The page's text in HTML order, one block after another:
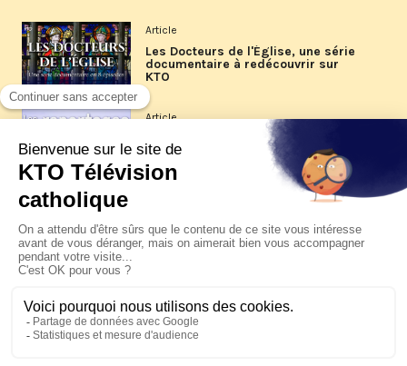
Article
Les Docteurs de l'Église, une série
documentaire à redécouvrir sur
KTO
Article
Les reportages d'été 2026 de KTO
La visite pastorale du pape Léon
XIV à Assise à suivre sur KTO le
jeudi 6 août
Le pape en Uruguay, Argentine et
Pérou du 6 au 17 novembre 2026